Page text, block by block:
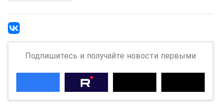
Подпишитесь и получайте новости первыми